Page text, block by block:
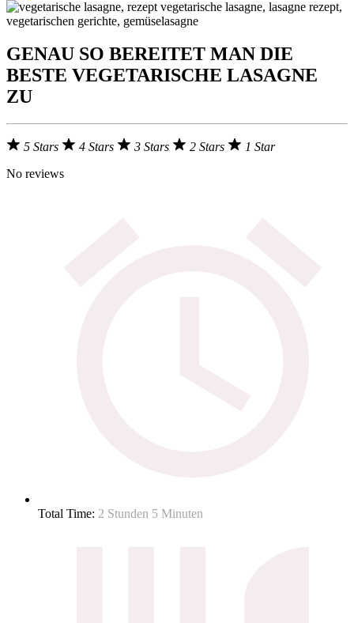
GENAU SO BEREITET MAN DIE
BESTE VEGETARISCHE LASAGNE
ZU
5 Stars 4 Stars 3 Stars 2 Stars
1 Star
No reviews
Total Time: 2 Stunden 5 Minuten